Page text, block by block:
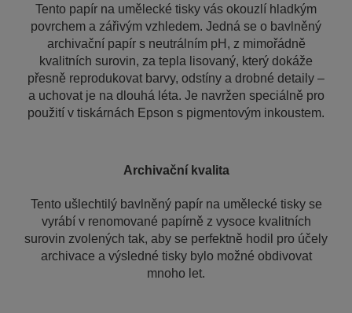
Tento papír na umělecké tisky vás okouzlí hladkým
povrchem a zářivým vzhledem. Jedná se o bavlněný
archivační papír s neutrálním pH, z mimořádně
kvalitních surovin, za tepla lisovaný, který dokáže
přesně reprodukovat barvy, odstíny a drobné detaily –
a uchovat je na dlouhá léta. Je navržen speciálně pro
použití v tiskárnách Epson s pigmentovým inkoustem.
Archivační kvalita
Tento ušlechtilý bavlněný papír na umělecké tisky se
vyrábí v renomované papírně z vysoce kvalitních
surovin zvolených tak, aby se perfektně hodil pro účely
archivace a výsledné tisky bylo možné obdivovat
mnoho let.